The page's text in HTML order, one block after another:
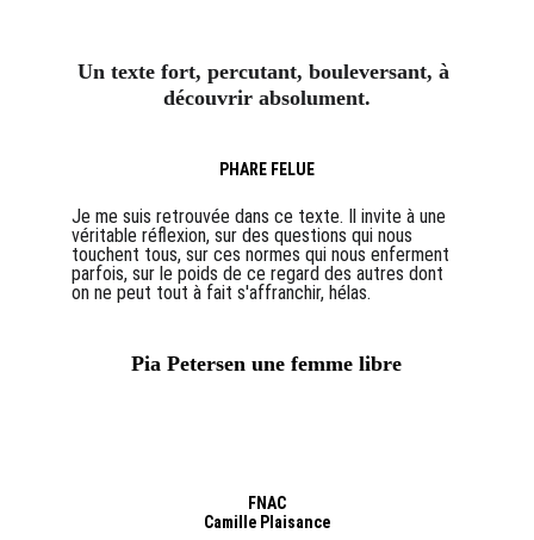
Un texte fort, percutant, bouleversant, à
découvrir absolument.
PHARE FELUE
Je me suis retrouvée dans ce texte. Il invite à une
véritable réflexion, sur des questions qui nous
touchent tous, sur ces normes qui nous enferment
parfois, sur le poids de ce regard des autres dont
on ne peut tout à fait s'affranchir, hélas.
Pia Petersen une femme libre
FNAC
Camille Plaisance